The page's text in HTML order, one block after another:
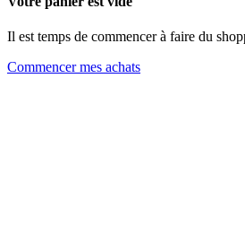
Il est temps de commencer à faire du
Commencer mes achats